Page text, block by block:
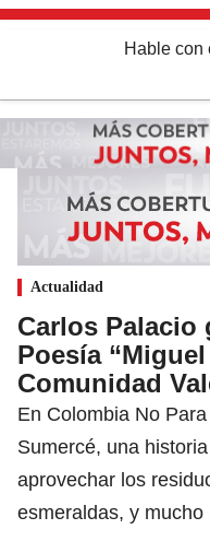
Hable con
Actualidad
Carlos Palacio
Poesía
Comunidad
En Colombia No
Sumercé, una
aprovechar los
esmeraldas, y mucho